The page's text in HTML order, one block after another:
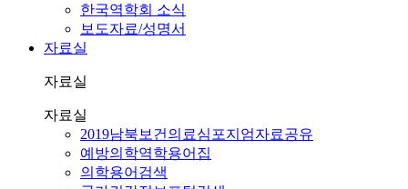
한국역학회 소식
보도자료/성명서
자료실
자료실
자료실
2019남북보건의료심포지엄자료공유
예방의학역학용어집
의학용어검색